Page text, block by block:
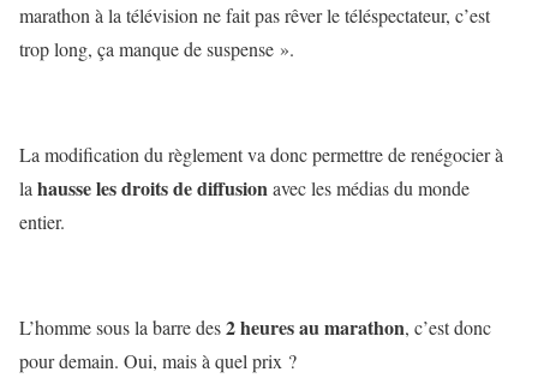
marathon à la télévision ne fait pas rêver le téléspectateur, c’est
trop long, ça manque de suspense ».
La modification du règlement va donc permettre de renégocier à
la hausse les droits de diffusionavec les médias du monde
entier.
L’homme sous la barre des2 heures au marathon, c’est donc
pour demain. Oui, mais à quel prix ?